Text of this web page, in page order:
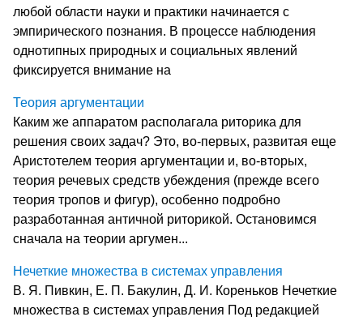
любой области науки и практики начинается с
эмпирического познания. В процессе наблюдения
однотипных природных и социальных явлений
фиксируется внимание на
Теория аргументации
Каким же аппаратом располагала риторика для
решения своих задач? Это, во-первых, развитая еще
Аристотелем теория аргументации и, во-вторых,
теория речевых средств убеждения (прежде всего
теория тропов и фигур), особенно подробно
разработанная античной риторикой. Остановимся
сначала на теории аргумен...
Нечеткие множества в системах управления
В. Я. Пивкин, Е. П. Бакулин, Д. И. Кореньков Нечеткие
множества в системах управления Под редакцией